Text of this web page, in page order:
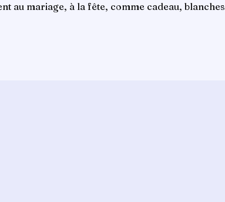
au mariage, à la fête, comme cadeau, blanches